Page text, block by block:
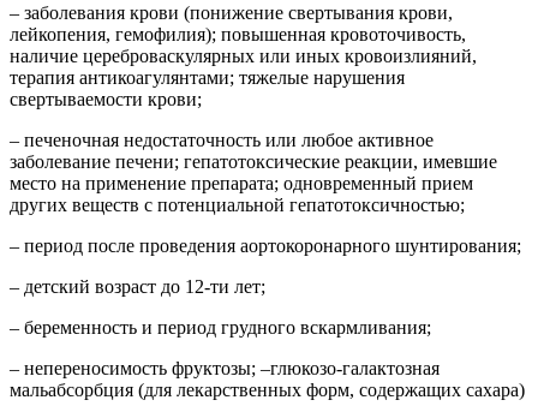
– заболевания крови (понижение свертывания крови,
лейкопения, гемофилия); повышенная кровоточивость,
наличие цереброваскулярных или иных кровоизлияний,
терапия антикоагулянтами; тяжелые нарушения
свертываемости крови;
– печеночная недостаточность или любое активное
заболевание печени; гепатотоксические реакции, имевшие
место на применение препарата; одновременный прием
других веществ с потенциальной гепатотоксичностью;
– период после проведения аортокоронарного шунтирования;
– детский возраст до 12-ти лет;
– беременность и период грудного вскармливания;
– непереносимость фруктозы; –глюкозо-галактозная
мальабсорбция (для лекарственных форм, содержащих сахара)